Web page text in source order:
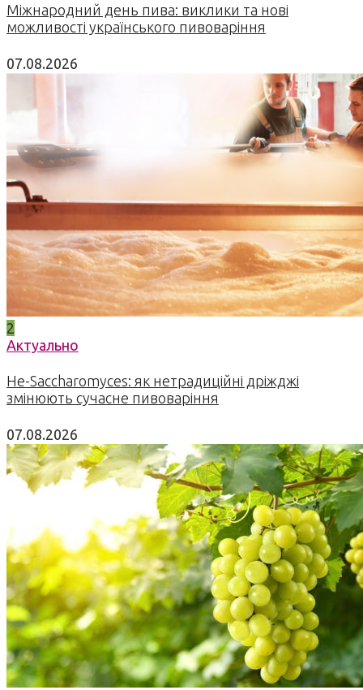
Міжнародний день пива: виклики та нові
можливості українського пивоваріння
07.08.2026
2
Актуально
Не-Saccharomyces: як нетрадиційні дріжджі
змінюють сучасне пивоваріння
07.08.2026